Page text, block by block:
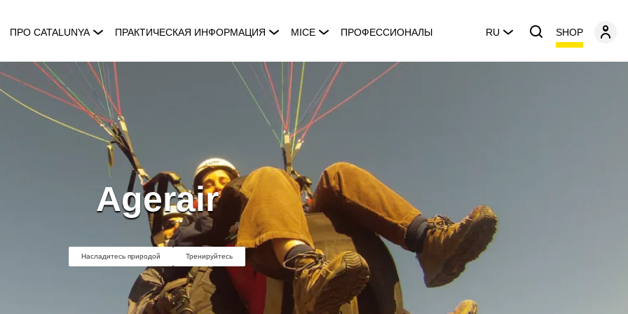
ПРО CATALUNYA ПРАКТИЧЕСКАЯ ИНФОРМАЦИЯ MICE ПРОФЕССИОНАЛЫ RU SHOP
Agerair
Насладитесь природой Тренируйтесь